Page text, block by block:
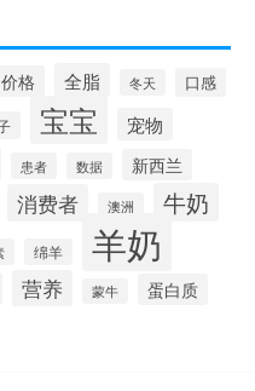
价格 全脂 冬天 口感
宝宝 宠物
患者 数据 新西兰
消费者 澳洲 牛奶
绵羊 羊奶
营养 蒙牛 蛋白质